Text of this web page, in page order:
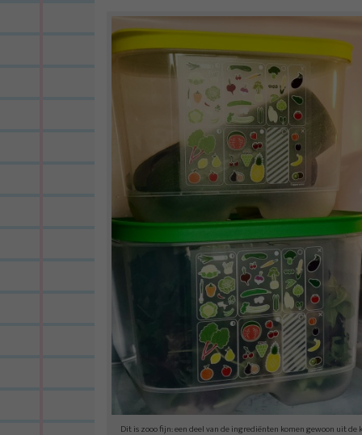
Dit is zooo fijn: een deel van de ingrediënten komen gewoon uit